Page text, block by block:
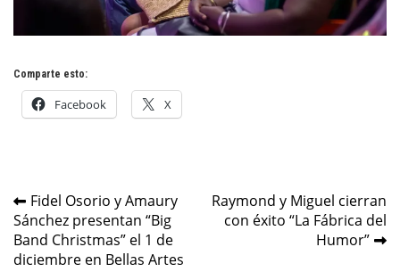
Comparte esto:
Facebook X
Navegación
de
entradas
Fidel Osorio y Amaury
Sánchez presentan “Big
Band Christmas” el 1 de
diciembre en Bellas Artes
Raymond y Miguel cierran
con éxito “La Fábrica del
Humor”